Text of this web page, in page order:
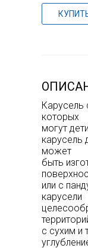
Карусель
которых
могут
карусель
может
быть
или с
карусели
с сухим и